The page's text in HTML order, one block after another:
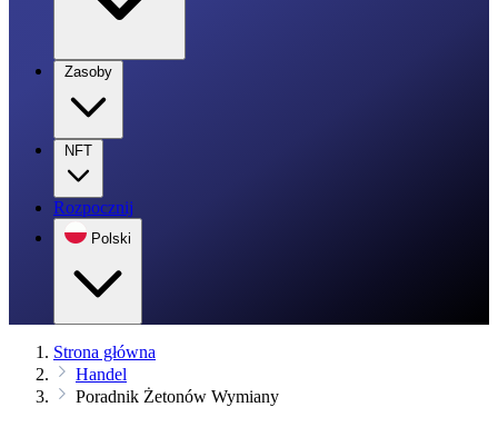
Zasoby
NFT
Rozpocznij
Polski
Strona główna
Handel
Poradnik Żetonów Wymiany